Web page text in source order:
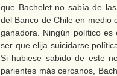
que Bachelet no sabía de
del Banco de Chile en medio
ganadora. Ningún político
ser que elija suicidarse
Si hubiese sabido de este
parientes más cercanos,